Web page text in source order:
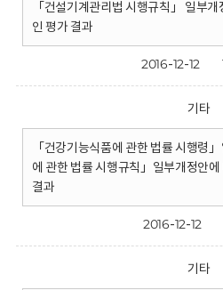
「건설기계관리법 시행규칙」 일부
인 평가 결과
2016-12-12
기타
「건강기능식품에 관한 법률 시행령
에 관한 법률 시행규칙」일부개정안
결과
2016-12-12
기타